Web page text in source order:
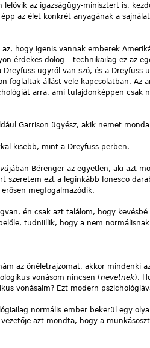
az igazságügy-minisztert is,
az élet konkrét anyagának a
hogy igenis vannak emberek
érdekes dolog – technikailag ez az
ügyről van szó, és a
foglaltak állást vele kapcsolatban. Az
arra, ami tulajdonképpen csak
Garrison ügyész, akik nemet
kisebb, mint a Dreyfuss-perben.
jában Bérenger az egyetlen, aki azt
szeretem ezt a leginkább Ionesco
megfogalmazódik.
én csak azt találom, hogy
tudniillik, hogy a nem
az önéletrajzomat, akkor mindenki
vonásom nincsen (nevetnek).
vonásaim? Ezt modern
normális ember bekerül egy
azt mondta, hogy a